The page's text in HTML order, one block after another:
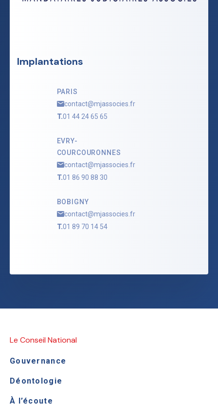
Implantations
PARIS
contact@mjassocies.fr
T.01 44 24 65 65
EVRY-
COURCOURONNES
contact@mjassocies.fr
T.01 86 90 88 30
BOBIGNY
contact@mjassocies.fr
T.01 89 70 14 54
Le Conseil National
Gouvernance
Déontologie
À l’écoute